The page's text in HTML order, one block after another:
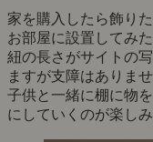
家を購入したら飾り
お部屋に設置してみ
紐の長さがサイトの
ますが支障はありませ
子供と一緒に棚に物
にしていくのが楽しみ